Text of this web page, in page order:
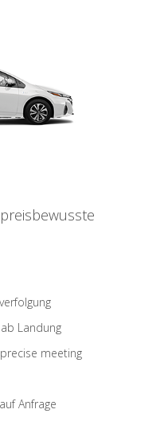
Landung
meeting
Anfrage